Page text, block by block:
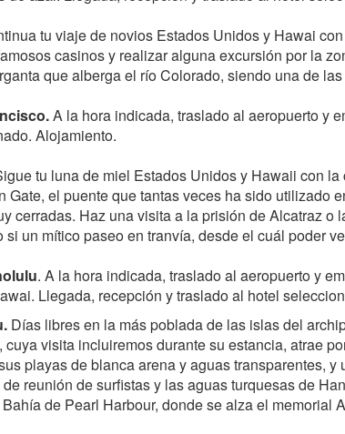
tu viaje de novios Estados Unidos y Hawai
casinos y realizar alguna excursión por la
que alberga el río Colorado, siendo una de
A la hora indicada, traslado al aeropuerto y
Alojamiento.
tu luna de miel Estados Unidos y Hawaii con
Gate, el puente que tantas veces ha sido
cerradas. Haz una visita a la prisión de Alcatraz
un mítico paseo en tranvía, desde el cuál poder
. A la hora indicada, traslado al aeropuerto y
Llegada, recepción y traslado al hotel
Días libres en la más poblada de las islas del
visita incluiremos durante su estancia, atrae
playas de blanca arena y aguas transparentes,
reunión de surfistas y las aguas turquesas de
de Pearl Harbour, donde se alza el